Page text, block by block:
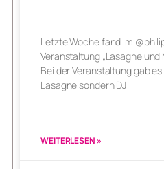
Letzte Woche fand im
Veranstaltung „Lasagne und
Bei der Veranstaltung gab
Lasagne sondern DJ
WEITERLESEN »